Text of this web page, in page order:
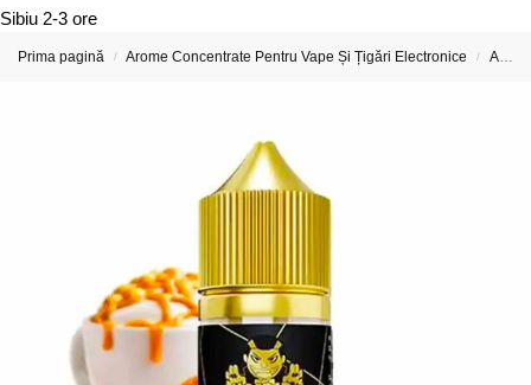
Sibiu 2-3 ore
Prima pagină / Arome Concentrate Pentru Vape Și Țigări Electronice / Arome Concentrate Vampire Vape